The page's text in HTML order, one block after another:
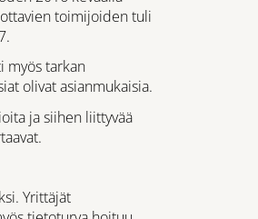
toimijoiden tuli
myös tarkan
olivat asianmukaisia.
ja siihen liittyvää
Yrittäjät